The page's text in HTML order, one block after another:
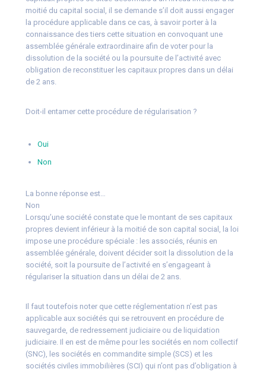
moitié du capital social, il se demande s’il doit aussi engager
la procédure applicable dans ce cas, à savoir porter à la
connaissance des tiers cette situation en convoquant une
assemblée générale extraordinaire afin de voter pour la
dissolution de la société ou la poursuite de l’activité avec
obligation de reconstituer les capitaux propres dans un délai
de 2 ans.
Doit-il entamer cette procédure de régularisation ?
Oui
Non
La bonne réponse est…
Non
Lorsqu’une société constate que le montant de ses capitaux
propres devient inférieur à la moitié de son capital social, la loi
impose une procédure spéciale : les associés, réunis en
assemblée générale, doivent décider soit la dissolution de la
société, soit la poursuite de l’activité en s’engageant à
régulariser la situation dans un délai de 2 ans.
Il faut toutefois noter que cette réglementation n’est pas
applicable aux sociétés qui se retrouvent en procédure de
sauvegarde, de redressement judiciaire ou de liquidation
judiciaire. Il en est de même pour les sociétés en nom collectif
(SNC), les sociétés en commandite simple (SCS) et les
sociétés civiles immobilières (SCI) qui n’ont pas d’obligation à